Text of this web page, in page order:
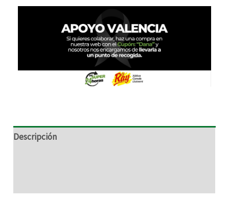
Descripción